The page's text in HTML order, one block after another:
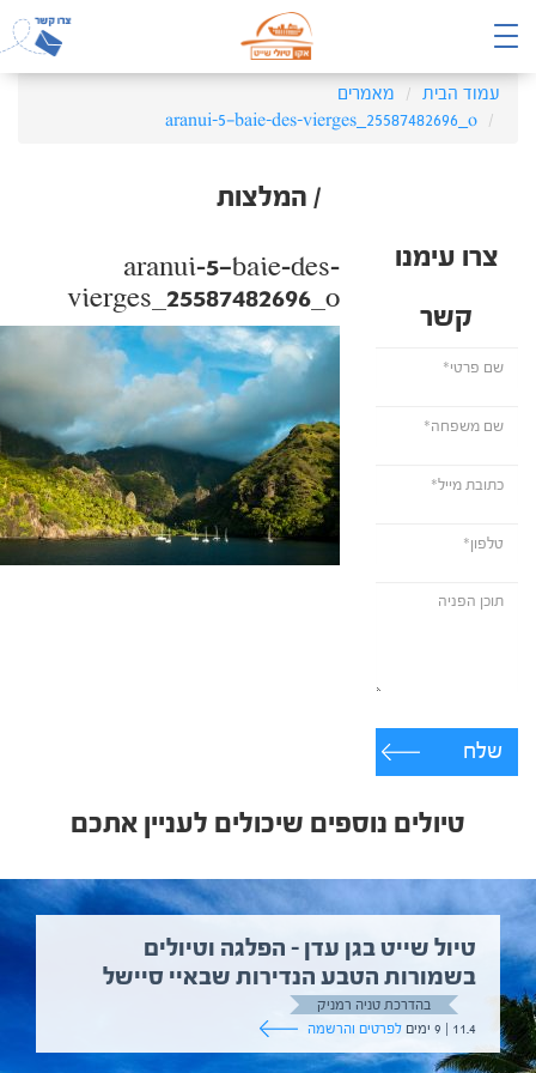
עמוד הבית
מאמרים
aranui-5—baie-des-vierges_25587482696_o
/ המלצות
צרו עימנו
קשר
שלח
aranui-5—baie-des-
vierges_25587482696_o
טיולים נוספים שיכולים לעניין אתכם
טיול שייט בגן עדן – הפלגה וטיולים
בשמורות הטבע הנדירות שבאיי סיישל
בהדרכת טניה רמניק
11.4 | 9 ימים
לפרטים והרשמה